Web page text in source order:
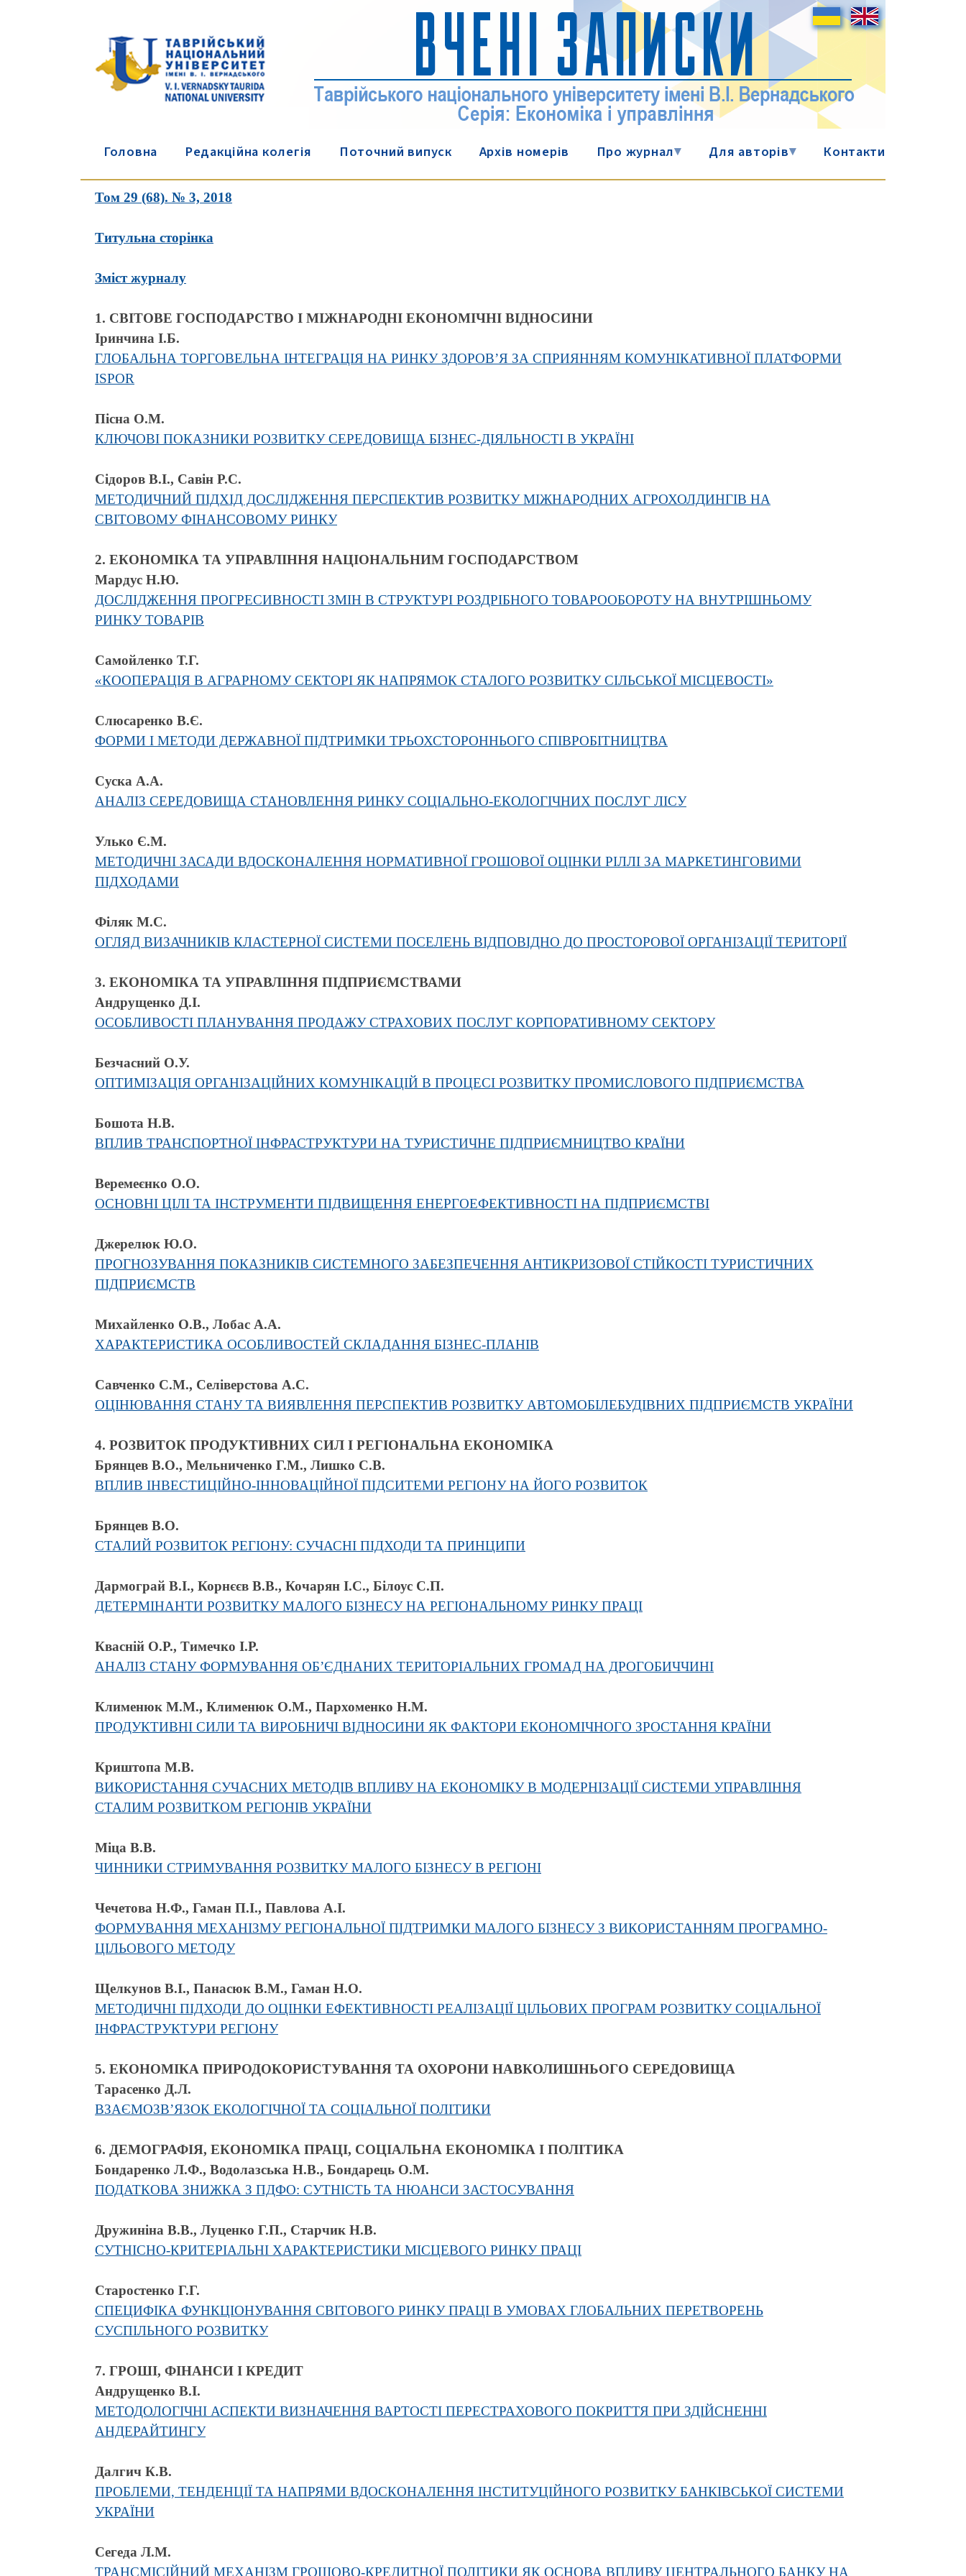
Головна Редакційна колегія Поточний випуск Архів номерів Про журнал▾ Для авторів▾ Контакти
Том 29 (68). № 3, 2018
Титульна сторінка
Зміст журналу
1. СВІТОВЕ ГОСПОДАРСТВО І МІЖНАРОДНІ ЕКОНОМІЧНІ ВІДНОСИНИ
Іринчина І.Б.
ГЛОБАЛЬНА ТОРГОВЕЛЬНА ІНТЕГРАЦІЯ НА РИНКУ ЗДОРОВ’Я ЗА СПРИЯННЯМ КОМУНІКАТИВНОЇ ПЛАТФОРМИ
ISPOR
Пісна О.М.
КЛЮЧОВІ ПОКАЗНИКИ РОЗВИТКУ СЕРЕДОВИЩА БІЗНЕС-ДІЯЛЬНОСТІ В УКРАЇНІ
Сідоров В.І., Савін Р.С.
МЕТОДИЧНИЙ ПІДХІД ДОСЛІДЖЕННЯ ПЕРСПЕКТИВ РОЗВИТКУ МІЖНАРОДНИХ АГРОХОЛДИНГІВ НА
СВІТОВОМУ ФІНАНСОВОМУ РИНКУ
2. ЕКОНОМІКА ТА УПРАВЛІННЯ НАЦІОНАЛЬНИМ ГОСПОДАРСТВОМ
Мардус Н.Ю.
ДОСЛІДЖЕННЯ ПРОГРЕСИВНОСТІ ЗМІН В СТРУКТУРІ РОЗДРІБНОГО ТОВАРООБОРОТУ НА ВНУТРІШНЬОМУ
РИНКУ ТОВАРІВ
Самойленко Т.Г.
«КООПЕРАЦІЯ В АГРАРНОМУ СЕКТОРІ ЯК НАПРЯМОК СТАЛОГО РОЗВИТКУ СІЛЬСЬКОЇ МІСЦЕВОСТІ»
Слюсаренко В.Є.
ФОРМИ І МЕТОДИ ДЕРЖАВНОЇ ПІДТРИМКИ ТРЬОХСТОРОННЬОГО СПІВРОБІТНИЦТВА
Суска А.А.
АНАЛІЗ СЕРЕДОВИЩА СТАНОВЛЕННЯ РИНКУ СОЦІАЛЬНО-ЕКОЛОГІЧНИХ ПОСЛУГ ЛІСУ
Улько Є.М.
МЕТОДИЧНІ ЗАСАДИ ВДОСКОНАЛЕННЯ НОРМАТИВНОЇ ГРОШОВОЇ ОЦІНКИ РІЛЛІ ЗА МАРКЕТИНГОВИМИ
ПІДХОДАМИ
Філяк М.С.
ОГЛЯД ВИЗАЧНИКІВ КЛАСТЕРНОЇ СИСТЕМИ ПОСЕЛЕНЬ ВІДПОВІДНО ДО ПРОСТОРОВОЇ ОРГАНІЗАЦІЇ ТЕРИТОРІЇ
3. ЕКОНОМІКА ТА УПРАВЛІННЯ ПІДПРИЄМСТВАМИ
Андрущенко Д.І.
ОСОБЛИВОСТІ ПЛАНУВАННЯ ПРОДАЖУ СТРАХОВИХ ПОСЛУГ КОРПОРАТИВНОМУ СЕКТОРУ
Безчасний О.У.
ОПТИМІЗАЦІЯ ОРГАНІЗАЦІЙНИХ КОМУНІКАЦІЙ В ПРОЦЕСІ РОЗВИТКУ ПРОМИСЛОВОГО ПІДПРИЄМСТВА
Бошота Н.В.
ВПЛИВ ТРАНСПОРТНОЇ ІНФРАСТРУКТУРИ НА ТУРИСТИЧНЕ ПІДПРИЄМНИЦТВО КРАЇНИ
Веремеєнко О.О.
ОСНОВНІ ЦІЛІ ТА ІНСТРУМЕНТИ ПІДВИЩЕННЯ ЕНЕРГОЕФЕКТИВНОСТІ НА ПІДПРИЄМСТВІ
Джерелюк Ю.О.
ПРОГНОЗУВАННЯ ПОКАЗНИКІВ СИСТЕМНОГО ЗАБЕЗПЕЧЕННЯ АНТИКРИЗОВОЇ СТІЙКОСТІ ТУРИСТИЧНИХ
ПІДПРИЄМСТВ
Михайленко О.В., Лобас А.А.
ХАРАКТЕРИСТИКА ОСОБЛИВОСТЕЙ СКЛАДАННЯ БІЗНЕС-ПЛАНІВ
Савченко С.М., Селіверстова А.С.
ОЦІНЮВАННЯ СТАНУ ТА ВИЯВЛЕННЯ ПЕРСПЕКТИВ РОЗВИТКУ АВТОМОБІЛЕБУДІВНИХ ПІДПРИЄМСТВ УКРАЇНИ
4. РОЗВИТОК ПРОДУКТИВНИХ СИЛ І РЕГІОНАЛЬНА ЕКОНОМІКА
Брянцев В.О., Мельниченко Г.М., Лишко С.В.
ВПЛИВ ІНВЕСТИЦІЙНО-ІННОВАЦІЙНОЇ ПІДСИТЕМИ РЕГІОНУ НА ЙОГО РОЗВИТОК
Брянцев В.О.
СТАЛИЙ РОЗВИТОК РЕГІОНУ: СУЧАСНІ ПІДХОДИ ТА ПРИНЦИПИ
Дармограй В.І., Корнєєв В.В., Кочарян І.С., Білоус С.П.
ДЕТЕРМІНАНТИ РОЗВИТКУ МАЛОГО БІЗНЕСУ НА РЕГІОНАЛЬНОМУ РИНКУ ПРАЦІ
Квасній О.Р., Тимечко І.Р.
АНАЛІЗ СТАНУ ФОРМУВАННЯ ОБ’ЄДНАНИХ ТЕРИТОРІАЛЬНИХ ГРОМАД НА ДРОГОБИЧЧИНІ
Клименюк М.М., Клименюк О.М., Пархоменко Н.М.
ПРОДУКТИВНІ СИЛИ ТА ВИРОБНИЧІ ВІДНОСИНИ ЯК ФАКТОРИ ЕКОНОМІЧНОГО ЗРОСТАННЯ КРАЇНИ
Криштопа М.В.
ВИКОРИСТАННЯ СУЧАСНИХ МЕТОДІВ ВПЛИВУ НА ЕКОНОМІКУ В МОДЕРНІЗАЦІЇ СИСТЕМИ УПРАВЛІННЯ
СТАЛИМ РОЗВИТКОМ РЕГІОНІВ УКРАЇНИ
Міца В.В.
ЧИННИКИ СТРИМУВАННЯ РОЗВИТКУ МАЛОГО БІЗНЕСУ В РЕГІОНІ
Чечетова Н.Ф., Гаман П.І., Павлова А.І.
ФОРМУВАННЯ МЕХАНІЗМУ РЕГІОНАЛЬНОЇ ПІДТРИМКИ МАЛОГО БІЗНЕСУ З ВИКОРИСТАННЯМ ПРОГРАМНО-
ЦІЛЬОВОГО МЕТОДУ
Щелкунов В.І., Панасюк В.М., Гаман Н.О.
МЕТОДИЧНІ ПІДХОДИ ДО ОЦІНКИ ЕФЕКТИВНОСТІ РЕАЛІЗАЦІЇ ЦІЛЬОВИХ ПРОГРАМ РОЗВИТКУ СОЦІАЛЬНОЇ
ІНФРАСТРУКТУРИ РЕГІОНУ
5. ЕКОНОМІКА ПРИРОДОКОРИСТУВАННЯ ТА ОХОРОНИ НАВКОЛИШНЬОГО СЕРЕДОВИЩА
Тарасенко Д.Л.
ВЗАЄМОЗВ’ЯЗОК ЕКОЛОГІЧНОЇ ТА СОЦІАЛЬНОЇ ПОЛІТИКИ
6. ДЕМОГРАФІЯ, ЕКОНОМІКА ПРАЦІ, СОЦІАЛЬНА ЕКОНОМІКА І ПОЛІТИКА
Бондаренко Л.Ф., Водолазська Н.В., Бондарець О.М.
ПОДАТКОВА ЗНИЖКА З ПДФО: СУТНІСТЬ ТА НЮАНСИ ЗАСТОСУВАННЯ
Дружиніна В.В., Луценко Г.П., Старчик Н.В.
СУТНІСНО-КРИТЕРІАЛЬНІ ХАРАКТЕРИСТИКИ МІСЦЕВОГО РИНКУ ПРАЦІ
Старостенко Г.Г.
СПЕЦИФІКА ФУНКЦІОНУВАННЯ СВІТОВОГО РИНКУ ПРАЦІ В УМОВАХ ГЛОБАЛЬНИХ ПЕРЕТВОРЕНЬ
СУСПІЛЬНОГО РОЗВИТКУ
7. ГРОШІ, ФІНАНСИ І КРЕДИТ
Андрущенко В.І.
МЕТОДОЛОГІЧНІ АСПЕКТИ ВИЗНАЧЕННЯ ВАРТОСТІ ПЕРЕСТРАХОВОГО ПОКРИТТЯ ПРИ ЗДІЙСНЕННІ
АНДЕРАЙТИНГУ
Далгич К.В.
ПРОБЛЕМИ, ТЕНДЕНЦІЇ ТА НАПРЯМИ ВДОСКОНАЛЕННЯ ІНСТИТУЦІЙНОГО РОЗВИТКУ БАНКІВСЬКОЇ СИСТЕМИ
УКРАЇНИ
Сегеда Л.М.
ТРАНСМІСІЙНИЙ МЕХАНІЗМ ГРОШОВО-КРЕДИТНОЇ ПОЛІТИКИ ЯК ОСНОВА ВПЛИВУ ЦЕНТРАЛЬНОГО БАНКУ НА